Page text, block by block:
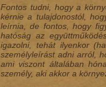
Fontos tudni, hogy a
kérnie a tulajdonostól,
leírnia, de fontos, hogy
hatóság az
igazolni, tehát ilyenkor
személyleírást adni arról,
ami viszont általában
személy, aki akkor a